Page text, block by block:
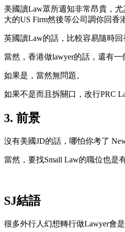
美國讀Law眾所週知非常昂貴，
大的US Firm然後等公司調你回香
英國讀Law的話，比較容易隨時
當然，香港做lawyer的話，還有一
如果是，當然無問題。
如果不是而且拆關口，改行PRC
3. 前景
沒有美國JD的話，哪怕你考了
當然，要找Small Law的職位也是
SJ結語
很多外行人幻想轉行做Lawyer會是